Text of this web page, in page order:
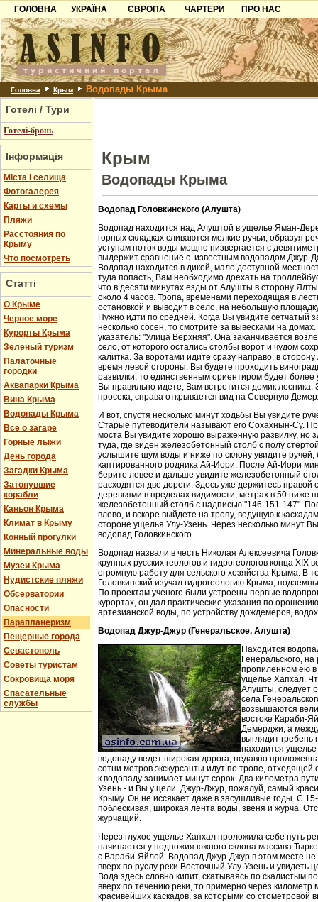
ГОЛОВНА
УКРАЇНА
Карпати
Азов
Причорноморря
Шацьк
ЄВРОПА
Чорногорія
Хорватія
Болгарія
Албанія
ЧАРТЕРИ
ПРО НАС
Контакти
Партнерам
Додати готель
Головна Крым Водопады Крыма
Готелі / Тури
Готелі-бронь
Інформація
Міста і селища
Фотогалерея
Карты и схемы
Пляжи
Расстояния по
Крыму
Что посмотреть
Статті
О Крыме
Черное море
Курорты Крыма
Зеленый туризм
Палаточные
городки
Аквапарки Крыма
Вина Крыма
Водопады Крыма
Все о загаре
Горные лыжи
День города
Загадки Крыма
Затонувшие
корабли
Каньон Крыма
Климат в Крыму
Конный прогулки
Минеральные воды
Музеи Крыма
Нудистские пляжи
Обсерватории
Опасности
Парапланеризм
Пещерные города
Севастополь
Советы туристам
Сокровища моря
Спасательные
службы
Крым
Водопады Крыма
Водопад Головкинского (Алушта)
Водопад находится над Алуштой в ущелье Яман-
горных складках сливаются мелкие ручьи, образуя
уступам поток воды мощно низвергается с
выдержит сравнение с известным водопадом Джур-
Водопад находится в дикой, мало доступной
туда попасть, Вам необходимо доехать на
что в десяти минутах езды от Алушты в сторону
около 4 часов. Тропа, временами переходящая в
остановкой и выводит в село, на небольшую
Нужно идти по средней. Когда Вы увидите сетчатый
несколько сосен, то смотрите за вывесками на
указатель: "Улица Верхняя". Она заканчивается
село, от которого остались столбы ворот и чудом
калитка. За воротами идите сразу направо, в
время левой стороны. Вы будете проходить
развилки, то единственным ориентиром будет более
Вы правильно идете, Вам встретится домик лесника.
просека, справа открывается вид на Северную
И вот, спустя несколько минут ходьбы Вы увидите
Старые путеводители называют его Сохахнын-Су.
моста Вы увидите хорошо выраженную развилку, но
туда, где виден железобетонный столб с полу
услышите шум воды и ниже по склону увидите
каптированного родника Ай-Иори. После Ай-Иори
берите левее и дальше увидите железобетонный
расходятся две дороги. Здесь уже держитесь правой
деревьями в пределах видимости, метрах в 50 ниже
железобетонный столб с надписью "146-151-147".
влево, и вскоре выйдете на тропу, ведущую к
стороне ущелья Улу-Узень. Через несколько минут
водопад Головкинского.
Водопад назвали в честь Николая Алексеевича
крупных русских геологов и гидрогеологов конца XIX
огромную работу для сельского хозяйства Крыма. В
Головкинский изучал гидрогеологию Крыма,
По проектам ученого были устроены первые
курортах, он дал практические указания по
артезианской воды, по устройству дождемеров,
Водопад Джур-Джур (Генеральское, Алушта)
Находится
Генеральского,
пропиленном ею в
ущелье Хапхал.
Алушты, следует
села
возвышаются
востоке Караби-
Демерджи, а
выглядит гребень
находится
водопаду ведет широкая дорога, недавно
сотни метров экскурсанты идут по тропе, отходящей
к водопаду занимает минут сорок. Два километра
Узень - и Вы у цели. Джур-Джур, пожалуй, самый
Крыму. Он не иссякает даже в засушливые годы. С
поблескивая, широкая лента воды, звеня и журча.
журчащий.
Через глухое ущелье Хапхал проложила себе путь
начинается у подножия южного склона массива
с Вараби-Яйлой. Водопад Джур-Джур в этом месте
вверх по руслу реки Восточный Улу-Узень и увидеть
Вода здесь словно кипит, скатываясь по скалистым
вверх по течению реки, то примерно через километр
красивейших каскадов, за которыми со стометровой